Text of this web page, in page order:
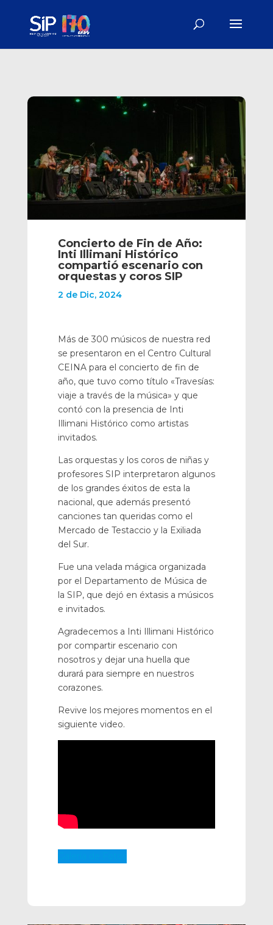
Concierto de Fin de Año:
Inti Illimani Histórico
compartió escenario con
orquestas y coros SIP
2 de Dic, 2024
Más de 300 músicos de nuestra red
se presentaron en el Centro Cultural
CEINA para el concierto de fin de
año, que tuvo como título «Travesías:
viaje a través de la música» y que
contó con la presencia de Inti
Illimani Histórico como artistas
invitados.
Las orquestas y los coros de niñas y
profesores SIP interpretaron algunos
de los grandes éxitos de esta la
nacional, que además presentó
canciones tan queridas como el
Mercado de Testaccio y la Exiliada
del Sur.
Fue una velada mágica organizada
por el Departamento de Música de
la SIP, que dejó en éxtasis a músicos
e invitados.
Agradecemos a Inti Illimani Histórico
por compartir escenario con
nosotros y dejar una huella que
durará para siempre en nuestros
corazones.
Revive los mejores momentos en el
siguiente video.